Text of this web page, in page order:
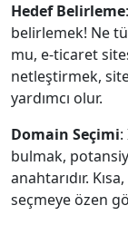
Hedef Belirleme
belirlemek! Ne
mu, e-ticaret
netleştirmek,
yardımcı olur.
Domain Seçimi:
bulmak,
anahtarıdır.
seçmeye özen